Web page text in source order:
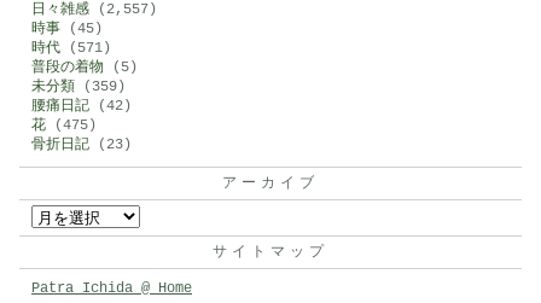
日々雑感 (2,557)
時事 (45)
時代 (571)
普段の着物 (5)
未分類 (359)
腰痛日記 (42)
花 (475)
骨折日記 (23)
アーカイブ
サイトマップ
Patra Ichida @ Home